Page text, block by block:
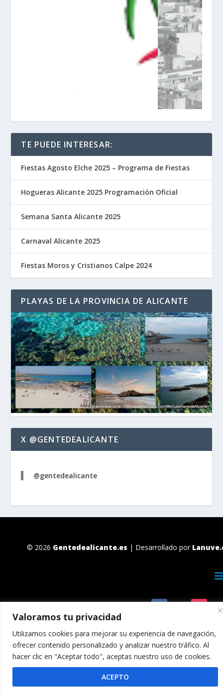
Valoramos tu privacidad
Utilizamos cookies para mejorar su experiencia de navegación,
ofrecer contenido personalizado y analizar nuestro tráfico. Al
hacer clic en "Aceptar todo", aceptas nuestro uso de cookies.
ACEPTO
TE PUEDE INTERESAR:
Fiestas Agosto Elche 2025 – Programa de Fiestas
Hogueras Alicante 2025 Programación Oficial
Semana Santa Alicante 2025
Carnaval Alicante 2025
Fiestas Moros y Cristianos Calpe 2024
PLAYAS DE LA PROVINCIA DE ALICANTE
X @GENTEDEALICANTE
@gentedealicante
© 2026 Gentedealicante.es | Desarrollado por